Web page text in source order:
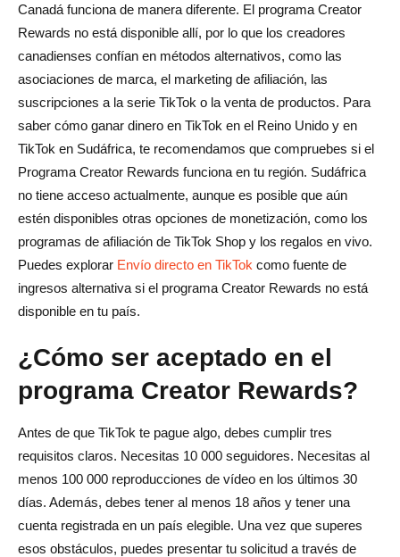
Canadá funciona de manera diferente. El programa Creator
Rewards no está disponible allí, por lo que los creadores
canadienses confían en métodos alternativos, como las
asociaciones de marca, el marketing de afiliación, las
suscripciones a la serie TikTok o la venta de productos. Para
saber cómo ganar dinero en TikTok en el Reino Unido y en
TikTok en Sudáfrica, te recomendamos que compruebes si el
Programa Creator Rewards funciona en tu región. Sudáfrica
no tiene acceso actualmente, aunque es posible que aún
estén disponibles otras opciones de monetización, como los
programas de afiliación de TikTok Shop y los regalos en vivo.
Puedes explorar Envío directo en TikTok como fuente de
ingresos alternativa si el programa Creator Rewards no está
disponible en tu país.
¿Cómo ser aceptado en el
programa Creator Rewards?
Antes de que TikTok te pague algo, debes cumplir tres
requisitos claros. Necesitas 10 000 seguidores. Necesitas al
menos 100 000 reproducciones de vídeo en los últimos 30
días. Además, debes tener al menos 18 años y tener una
cuenta registrada en un país elegible. Una vez que superes
esos obstáculos, puedes presentar tu solicitud a través de